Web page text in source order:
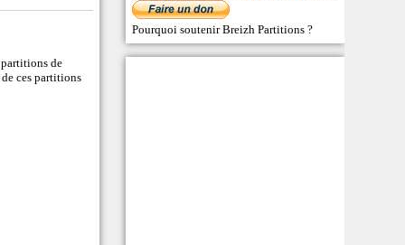
de
ces partitions
Pourquoi soutenir Breizh Partitions ?